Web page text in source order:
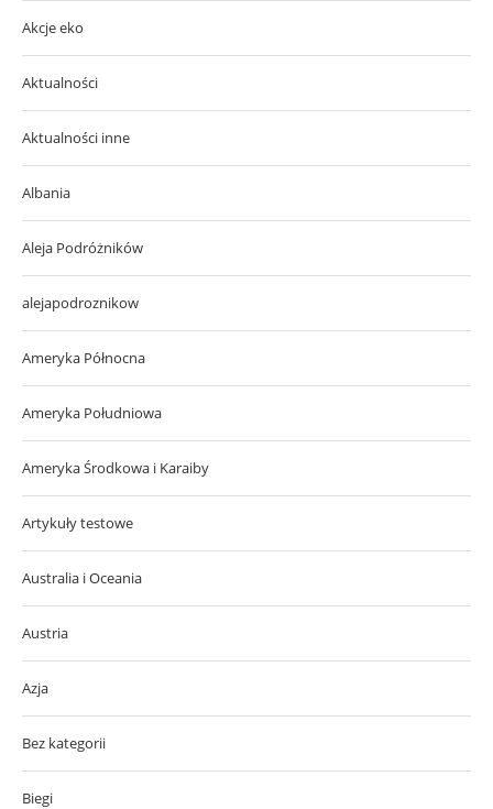
Akcje eko
Aktualności
Aktualności inne
Albania
Aleja Podróżników
alejapodroznikow
Ameryka Północna
Ameryka Południowa
Ameryka Środkowa i Karaiby
Artykuły testowe
Australia i Oceania
Austria
Azja
Bez kategorii
Biegi